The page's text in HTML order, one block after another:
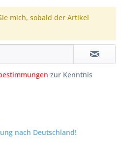
mich, sobald der Artikel
zur Kenntnis
nach Deutschland!